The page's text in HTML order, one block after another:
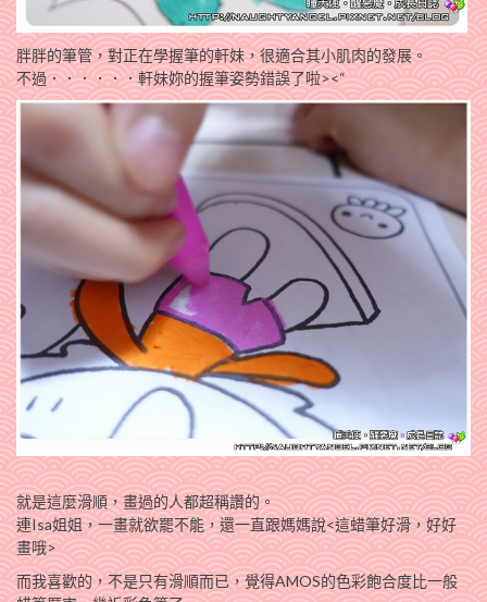
胖胖的筆管，對正在學握筆的軒妹，很適合其小肌肉的發展。
不過．．．．．．軒妹妳的握筆姿勢錯誤了啦><“
就是這麼滑順，畫過的人都超稱讚的。
連Isa姐姐，一畫就欲罷不能，還一直跟媽媽說<這蜡筆好滑，好好
畫哦>
而我喜歡的，不是只有滑順而已，覺得AMOS的色彩飽合度比一般